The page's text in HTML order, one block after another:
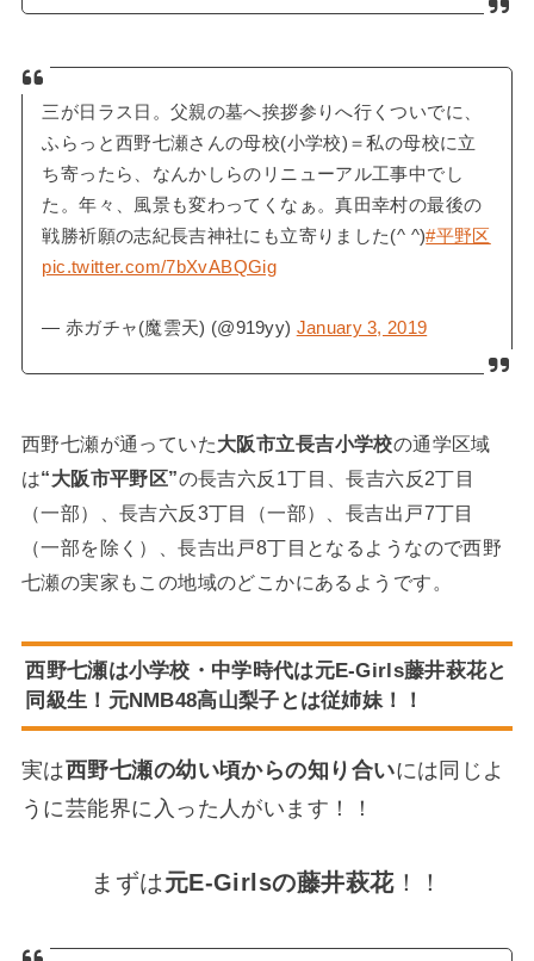
三が日ラス日。父親の墓へ挨拶参りへ行くついでに、
ふらっと西野七瀬さんの母校(小学校)＝私の母校に立
ち寄ったら、なんかしらのリニューアル工事中でし
た。年々、風景も変わってくなぁ。真田幸村の最後の
戦勝祈願の志紀長吉神社にも立寄りました(^ ^)#平野区
pic.twitter.com/7bXvABQGig
— 赤ガチャ(魔雲天) (@919yy) January 3, 2019
西野七瀬が通っていた大阪市立長吉小学校の通学区域
は“大阪市平野区”の長吉六反1丁目、長吉六反2丁目
（一部）、長吉六反3丁目（一部）、長吉出戸7丁目
（一部を除く）、長吉出戸8丁目となるようなので西野
七瀬の実家もこの地域のどこかにあるようです。
西野七瀬は小学校・中学時代は元E-Girls藤井萩花と
同級生！元NMB48高山梨子とは従姉妹！！
実は西野七瀬の幼い頃からの知り合いには同じよ
うに芸能界に入った人がいます！！
まずは元E-Girlsの藤井萩花！！